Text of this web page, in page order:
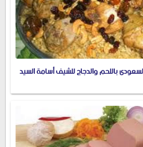
باللحم والدجاج للشيف أسامة السيد